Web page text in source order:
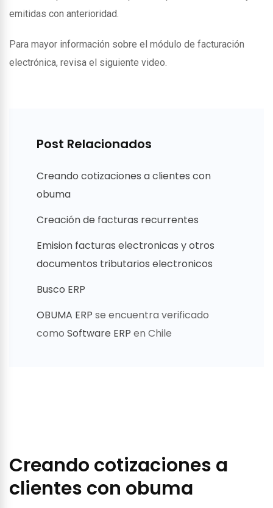
emitidas con anterioridad.
Para mayor información sobre el módulo de facturación
electrónica, revisa el siguiente video.
Post Relacionados
Creando cotizaciones a clientes con
obuma
Creación de facturas recurrentes
Emision facturas electronicas y otros
documentos tributarios electronicos
Busco ERP
OBUMA ERP se encuentra verificado
como Software ERP en Chile
Creando cotizaciones a
clientes con obuma